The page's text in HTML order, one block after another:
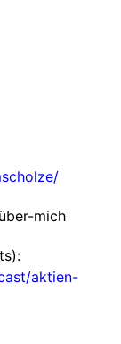
mich
aktien-